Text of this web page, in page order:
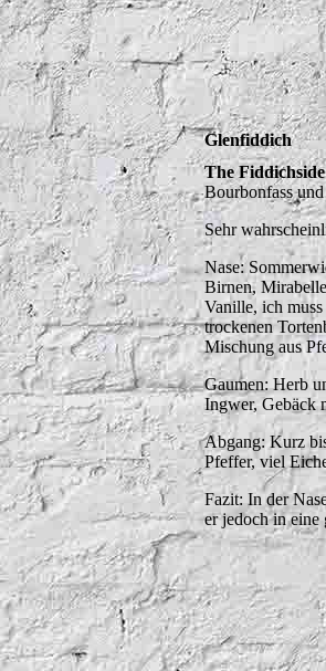
Glenfiddich
The
Bourbonfass
Sehr
Nase:
Birnen,
Vanille, ich muss
trockenen
Mischung aus
Gaumen: Herb
Ingwer, Gebäck
Abgang: Kurz
Pfeffer, viel
Fazit: In der
er jedoch in eine